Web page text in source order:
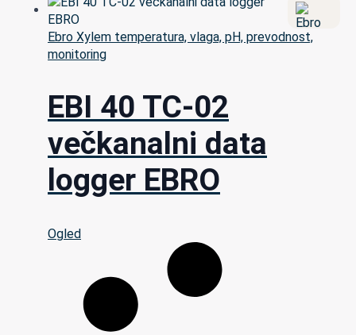
Ebro Xylem temperatura, vlaga, pH, prevodnost,
monitoring
EBI 40 TC-02
večkanalni data
logger EBRO
Ogled